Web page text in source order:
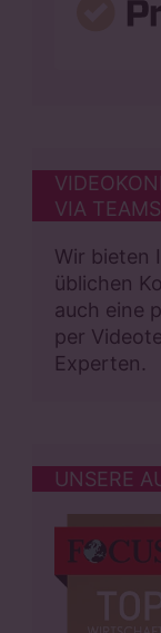
VIA
Wir bieten
üblichen
auch eine
per
Experten.
UNSERE